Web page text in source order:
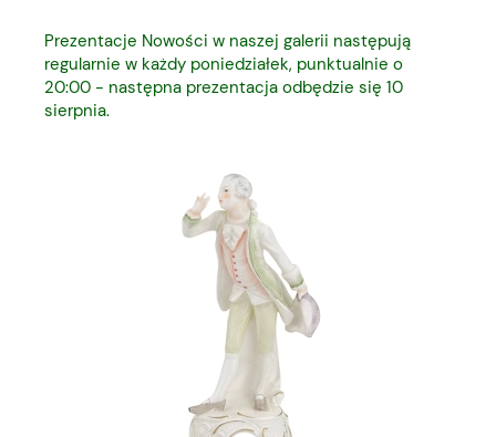
Prezentacje Nowości w naszej galerii następują
regularnie w każdy poniedziałek, punktualnie o
20:00 - następna prezentacja odbędzie się 10
sierpnia.